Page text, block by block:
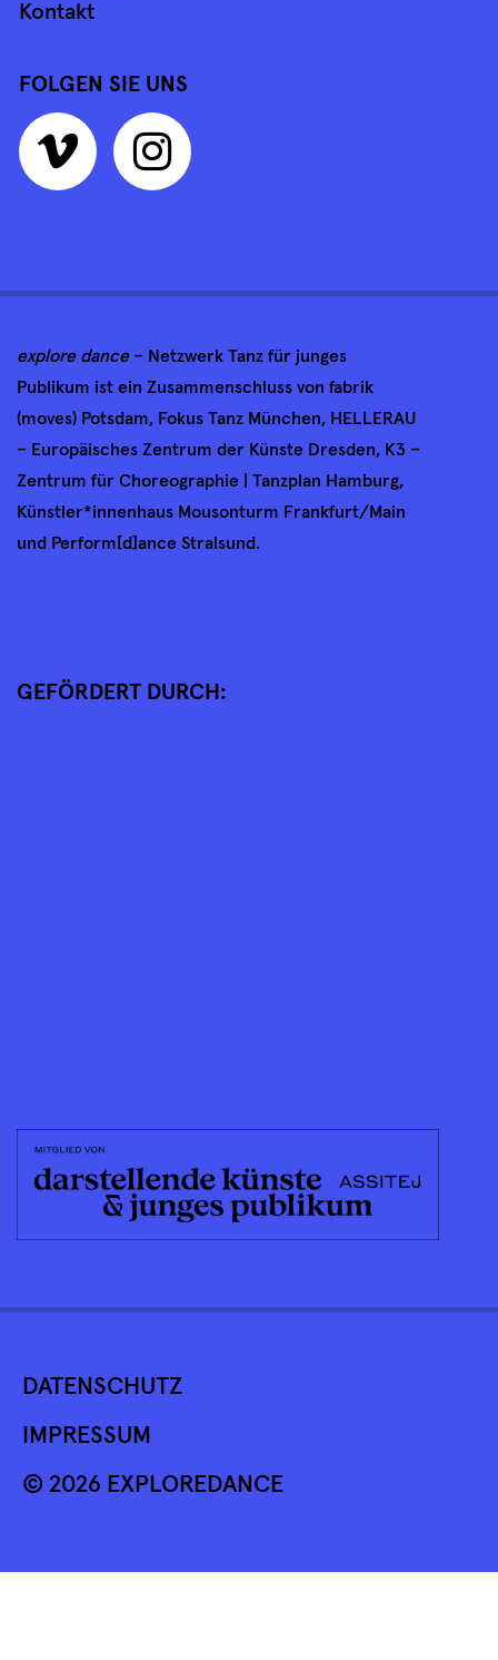
Kontakt
FOLGEN SIE UNS
explore dance – Netzwerk Tanz für junges
Publikum ist ein Zusammenschluss von fabrik
(moves) Potsdam, Fokus Tanz München, HELLERAU
– Europäisches Zentrum der Künste Dresden, K3 –
Zentrum für Choreographie | Tanzplan Hamburg,
Künstler*innenhaus Mousonturm Frankfurt/Main
und Perform[d]ance Stralsund.
GEFÖRDERT DURCH:
DATENSCHUTZ
IMPRESSUM
© 2026 EXPLOREDANCE